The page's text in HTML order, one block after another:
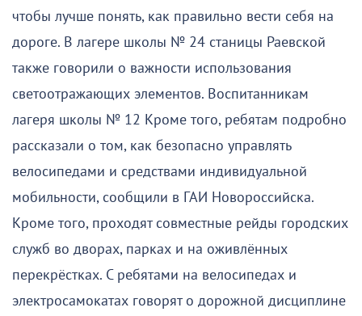
чтобы лучше понять, как правильно вести себя на
дороге. В лагере школы № 24 станицы Раевской
также говорили о важности использования
светоотражающих элементов. Воспитанникам
лагеря школы № 12 Кроме того, ребятам подробно
рассказали о том, как безопасно управлять
велосипедами и средствами индивидуальной
мобильности, сообщили в ГАИ Новороссийска.
Кроме того, проходят совместные рейды городских
служб во дворах, парках и на оживлённых
перекрёстках. С ребятами на велосипедах и
электросамокатах говорят о дорожной дисциплине